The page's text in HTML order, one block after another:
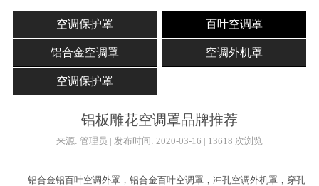
空调保护罩 百叶空调罩
铝合金空调罩 空调外机罩
空调保护罩
铝板雕花空调罩品牌推荐
来源: 管理员 | 发布时间: 2020-03-16 | 13618 次浏览
铝合金铝百叶空调外罩，铝合金百叶空调罩，冲孔空调外机罩，穿孔